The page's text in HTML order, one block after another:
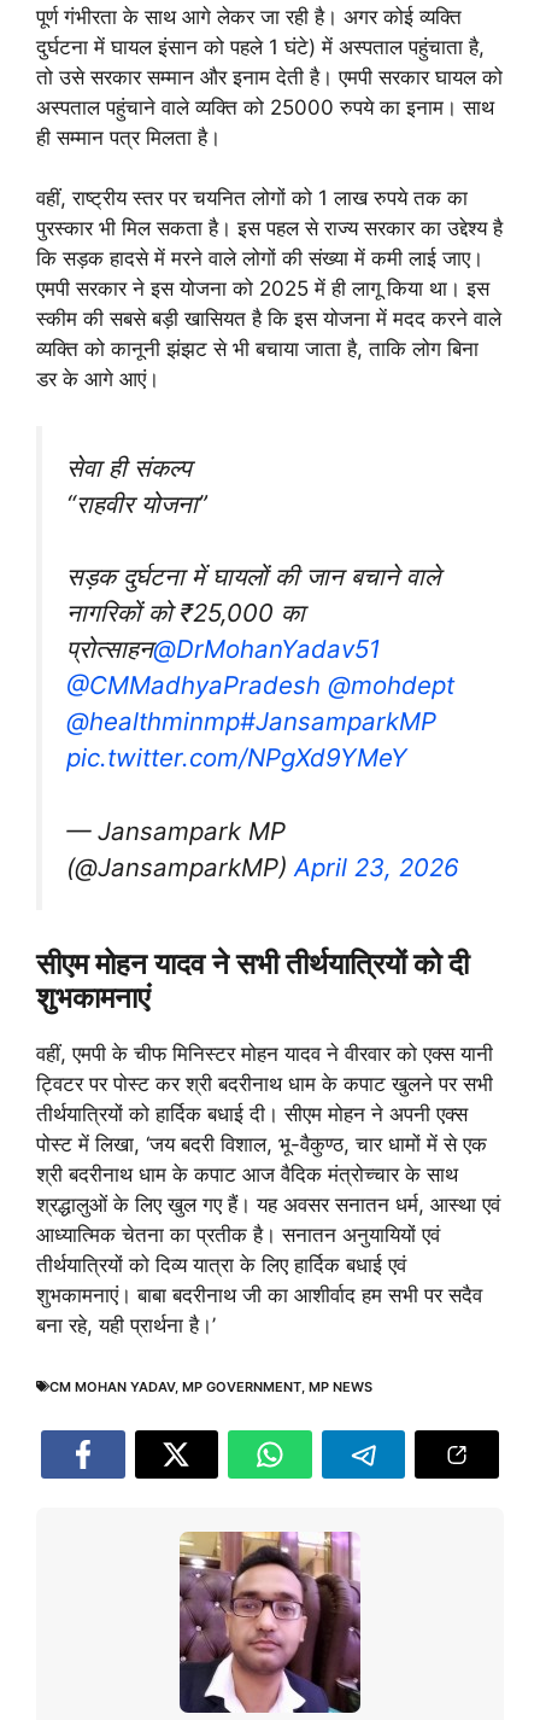
पूर्ण गंभीरता के साथ आगे लेकर जा रही है। अगर कोई व्यक्ति
दुर्घटना में घायल इंसान को पहले 1 घंटे) में अस्पताल पहुंचाता है,
तो उसे सरकार सम्मान और इनाम देती है। एमपी सरकार घायल को
अस्पताल पहुंचाने वाले व्यक्ति को 25000 रुपये का इनाम। साथ
ही सम्मान पत्र मिलता है।
वहीं, राष्ट्रीय स्तर पर चयनित लोगों को 1 लाख रुपये तक का
पुरस्कार भी मिल सकता है। इस पहल से राज्य सरकार का उद्देश्य है
कि सड़क हादसे में मरने वाले लोगों की संख्या में कमी लाई जाए।
एमपी सरकार ने इस योजना को 2025 में ही लागू किया था। इस
स्कीम की सबसे बड़ी खासियत है कि इस योजना में मदद करने वाले
व्यक्ति को कानूनी झंझट से भी बचाया जाता है, ताकि लोग बिना
डर के आगे आएं।
सेवा ही संकल्प
“राहवीर योजना”
सड़क दुर्घटना में घायलों की जान बचाने वाले
नागरिकों को ₹25,000 का
प्रोत्साहन@DrMohanYadav51
@CMMadhyaPradesh @mohdept
@healthminmp#JansamparkMP
pic.twitter.com/NPgXd9YMeY
— Jansampark MP
(@JansamparkMP) April 23, 2026
सीएम मोहन यादव ने सभी तीर्थयात्रियों को दी
शुभकामनाएं
वहीं, एमपी के चीफ मिनिस्टर मोहन यादव ने वीरवार को एक्स यानी
ट्विटर पर पोस्ट कर श्री बदरीनाथ धाम के कपाट खुलने पर सभी
तीर्थयात्रियों को हार्दिक बधाई दी। सीएम मोहन ने अपनी एक्स
पोस्ट में लिखा, ‘जय बदरी विशाल, भू-वैकुण्ठ, चार धामों में से एक
श्री बदरीनाथ धाम के कपाट आज वैदिक मंत्रोच्चार के साथ
श्रद्धालुओं के लिए खुल गए हैं। यह अवसर सनातन धर्म, आस्था एवं
आध्यात्मिक चेतना का प्रतीक है। सनातन अनुयायियों एवं
तीर्थयात्रियों को दिव्य यात्रा के लिए हार्दिक बधाई एवं
शुभकामनाएं। बाबा बदरीनाथ जी का आशीर्वाद हम सभी पर सदैव
बना रहे, यही प्रार्थना है।’
CM MOHAN YADAV, MP GOVERNMENT MP NEWS